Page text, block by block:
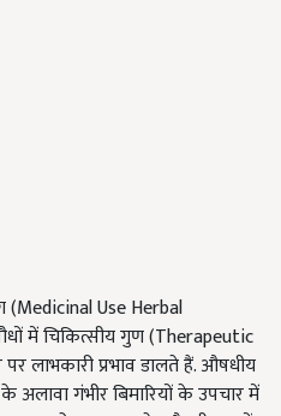
(Medicinal Use Herbal
में चिकित्सीय गुण (Therapeutic
लाभकारी प्रभाव डालते हैं. औषधीय
अलावा गंभीर बिमारियों के उपचार में